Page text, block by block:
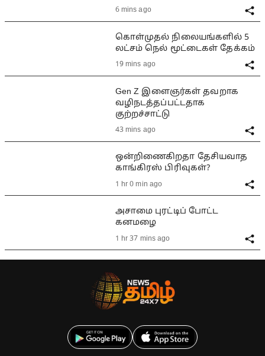
6 mins ago
கொள்முதல் நிலையங்களில் 5
லட்சம் நெல் மூட்டைகள் தேக்கம்
19 mins ago
Gen Z இளைஞர்கள் தவறாக
வழிநடத்தப்பட்டதாக
குற்றச்சாட்டு
43 mins ago
ஒன்றிணைகிறதா தேசியவாத
காங்கிரஸ் பிரிவுகள்?
1 hr 0 min ago
அசாமை புரட்டிப் போட்ட
கனமழை
1 hr 37 mins ago